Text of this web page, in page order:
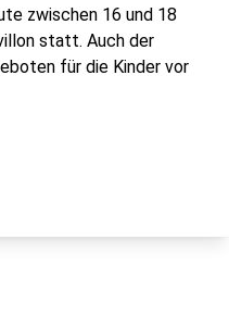
zwischen 16 und 18
statt. Auch der
für die Kinder vor